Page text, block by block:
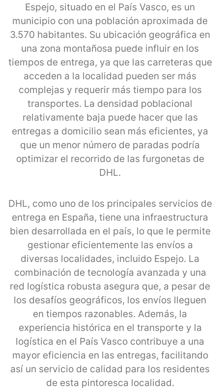
Espejo, situado en el País Vasco, es un
municipio con una población aproximada de
3.570 habitantes. Su ubicación geográfica en
una zona montañosa puede influir en los
tiempos de entrega, ya que las carreteras que
acceden a la localidad pueden ser más
complejas y requerir más tiempo para los
transportes. La densidad poblacional
relativamente baja puede hacer que las
entregas a domicilio sean más eficientes, ya
que un menor número de paradas podría
optimizar el recorrido de las furgonetas de
DHL.
DHL, como uno de los principales servicios de
entrega en España, tiene una infraestructura
bien desarrollada en el país, lo que le permite
gestionar eficientemente las envíos a
diversas localidades, incluido Espejo. La
combinación de tecnología avanzada y una
red logística robusta asegura que, a pesar de
los desafíos geográficos, los envíos lleguen
en tiempos razonables. Además, la
experiencia histórica en el transporte y la
logística en el País Vasco contribuye a una
mayor eficiencia en las entregas, facilitando
así un servicio de calidad para los residentes
de esta pintoresca localidad.